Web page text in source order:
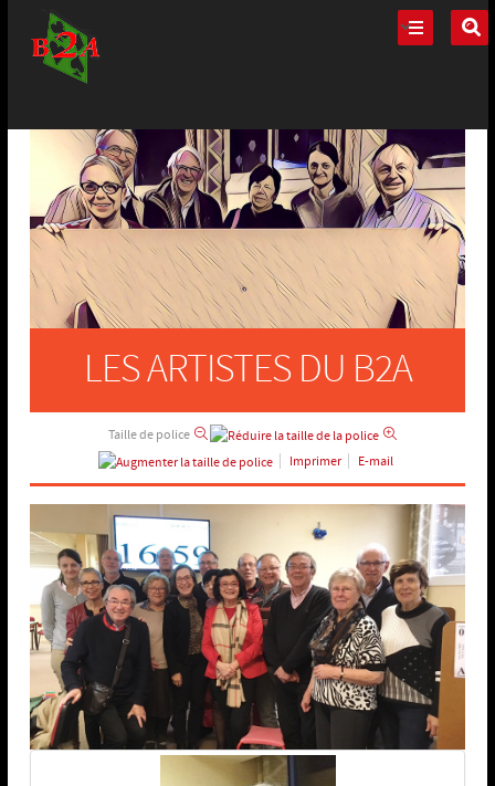
LES ARTISTES DU B2A
Taille de police
Imprimer
E-mail